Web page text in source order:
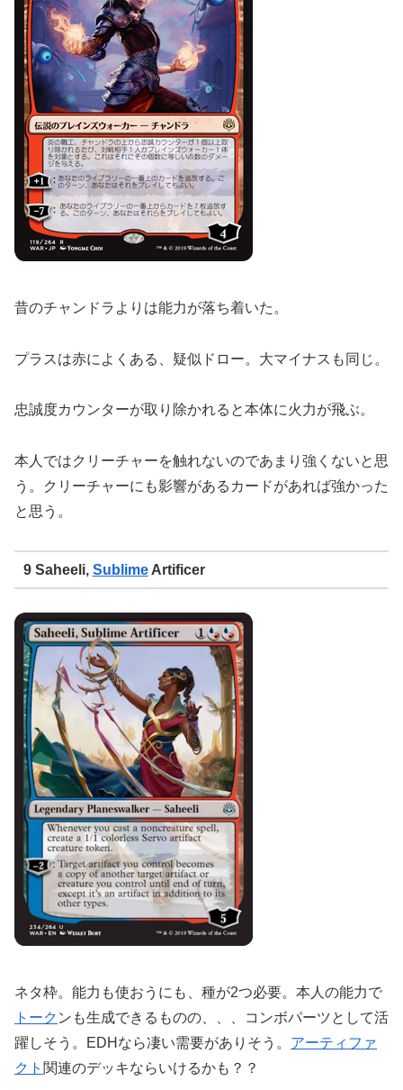
昔のチャンドラよりは能力が落ち着いた。
プラスは赤によくある、疑似ドロー。大マイナスも同じ。
忠誠度カウンターが取り除かれると本体に火力が飛ぶ。
本人ではクリーチャーを触れないのであまり強くないと思
う。クリーチャーにも影響があるカードがあれば強かった
と思う。
9 Saheeli, SublimeArtificer
ネタ枠。能力も使おうにも、種が2つ必要。本人の能力で
トーク ンも生成できるものの、、、コンボパーツとして活
躍しそう。EDHなら凄い需要がありそう。 アーティファ
クト 関連のデッキならいけるかも？？